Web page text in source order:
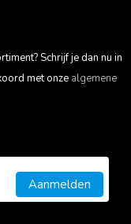
Schrijf je dan nu in
met onze algemene
Aanmelden